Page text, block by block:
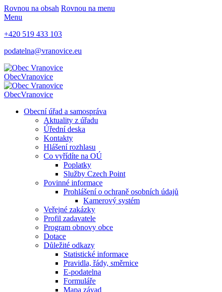
Rovnou na obsah Rovnou na menu
Menu
+420 519 433 103
podatelna@vranovice.eu
ObecVranovice
ObecVranovice
Obecní úřad a samospráva
Aktuality z úřadu
Úřední deska
Kontakty
Hlášení rozhlasu
Co vyřídíte na OÚ
Poplatky
Služby Czech Point
Povinné informace
Prohlášení o ochraně osobních údajů
Kamerový systém
Veřejné zakázky
Profil zadavatele
Program obnovy obce
Dotace
Důležité odkazy
Statistické informace
Pravidla, řády, směrnice
E-podatelna
Formuláře
Mapa závad